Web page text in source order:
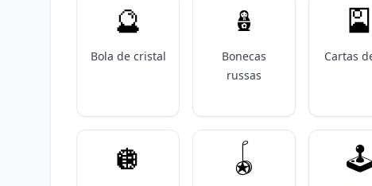
🔮
Bola de cristal
🪆
Bonecas
russas
🎴
Cartas
🪩 🪀